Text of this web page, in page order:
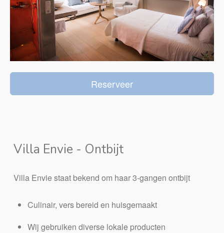
Reserveer
Villa Envie - Ontbijt
Villa Envie staat bekend om haar 3-gangen ontbijt
Culinair, vers bereid en huisgemaakt
Wij gebruiken diverse lokale producten